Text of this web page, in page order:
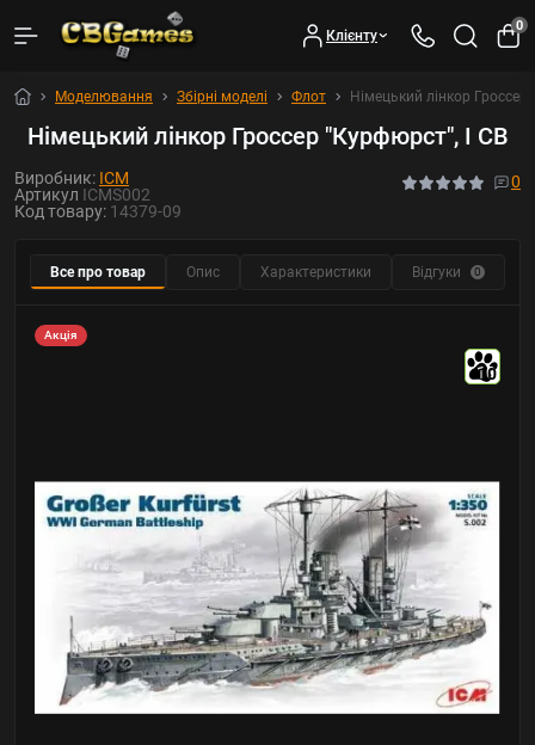
Клієнту
0
Моделювання Збірні моделі Флот Німецький лінкор
Німецький лінкор Гроссер "Курфюрст", I СВ
Виробник: ICM
Артикул ICMS002
Код товару: 14379-09
0
Все про товар Опис Характеристики Відгуки 0
Акція
10